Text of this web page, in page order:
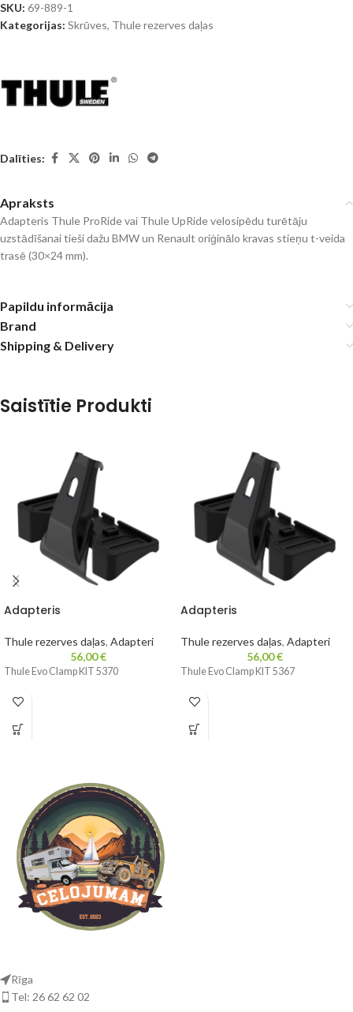
SKU: 69-889-1
Kategorijas: Skrūves, Thule rezerves daļas
Dalīties:
Apraksts
Adapteris Thule ProRide vai Thule UpRide velosipēdu turētāju
uzstādīšanai tieši dažu BMW un Renault oriģinālo kravas stieņu t-veida
trasē (30×24 mm).
Papildu informācija
Brand
Shipping & Delivery
Saistītie Produkti
Adapteris
Thule rezerves daļas, Adapteri
56,00€
Thule Evo Clamp KIT 5370
Adapteris
Thule rezerves daļas, Adapteri
56,00€
Thule Evo Clamp KIT 5367
Rīga
Tel: 26 62 62 02